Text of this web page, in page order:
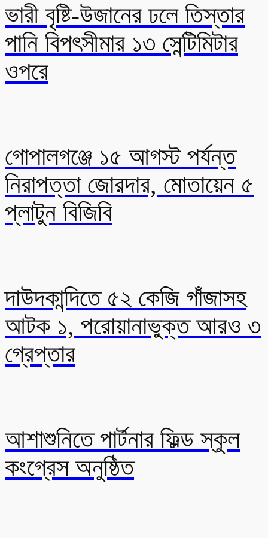
ভারী বৃষ্টি-উজানের ঢলে তিস্তার
পানি বিপৎসীমার ১৩ সেন্টিমিটার
ওপরে
গোপালগঞ্জে ১৫ আগস্ট পর্যন্ত
নিরাপত্তা জোরদার, মোতায়েন ৫
প্লাটুন বিজিবি
দাউদকান্দিতে ৫২ কেজি গাঁজাসহ
আটক ১, পরোয়ানাভুক্ত আরও ৩
গ্রেপ্তার
আশাশুনিতে পার্টনার ফিল্ড স্কুল
কংগ্রেস অনুষ্ঠিত